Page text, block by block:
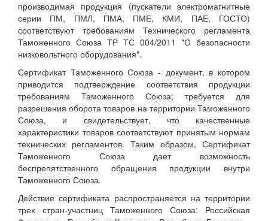
производимая продукция (пускатели электромагнитные
серии ПМ, ПМЛ, ПМА, ПМЕ, КМИ, ПАЕ, ГОСТО)
соответствуют требованиям Технического регламента
Таможенного Союза ТР ТС 004/2011 "О безопасности
низковольтного оборудования".
Сертификат Таможенного Союза - документ, в котором
приводится подтверждение соответствия продукции
требованиям Таможенного Союза; требуется для
разрешения оборота товаров на территории Таможенного
Союза, и свидетельствует, что качественные
характеристики товаров соответствуют принятым нормам
технических регламентов. Таким образом, Сертификат
Таможенного Союза дает возможность
беспрепятственного обращения продукции внутри
Таможенного Союза.
Действие сертификата распространяется на территории
трех стран-участниц Таможенного Союза: Российская